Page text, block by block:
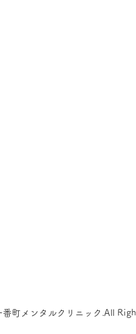
町メンタルクリニック.All